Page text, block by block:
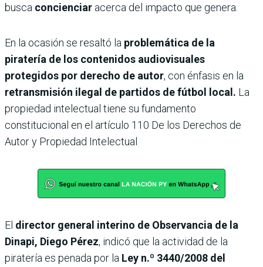
busca concienciar acerca del impacto que genera.
En la ocasión se resaltó la problemática de la
piratería de los contenidos audiovisuales
protegidos por derecho de autor, con énfasis en la
retransmisión ilegal de partidos de fútbol local. La
propiedad intelectual tiene su fundamento
constitucional en el artículo 110 De los Derechos de
Autor y Propiedad Intelectual
El director general interino de Observancia de la
Dinapi, Diego Pérez, indicó que la actividad de la
piratería es penada por la Ley n.º 3440/2008 del